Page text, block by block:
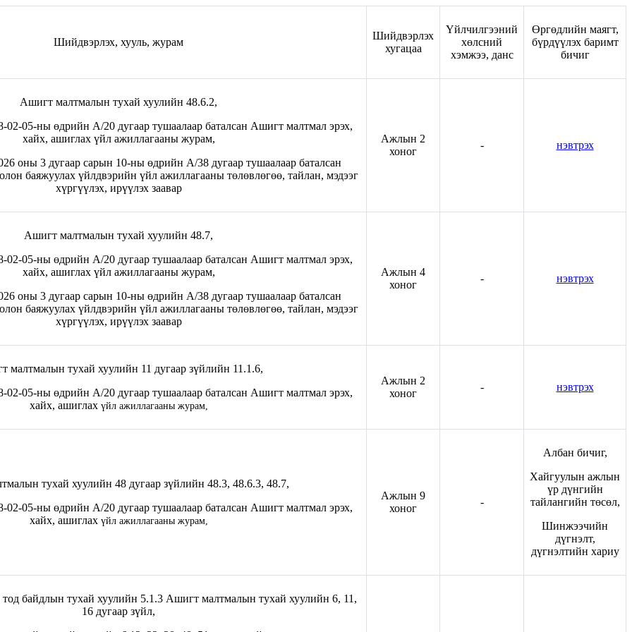
Шийдвэрлэх, хууль, журам
Шийдвэрлэх
хугацаа
Үйлчилгээний
хөлсний
хэмжээ, данс
Өргөдлийн маягт,
бүрдүүлэх баримт
бичиг
Ашигт малтмалын тухай хуулийн 48.6.2,
05-ны өдрийн А/20 дугаар тушаалаар баталсан Ашигт малтмал эрэх,
хайх, ашиглах үйл ажиллагааны журам,
оны 3 дугаар сарын 10-ны өдрийн А/38 дугаар тушаалаар баталсан
баяжуулах үйлдвэрийн үйл ажиллагааны төлөвлөгөө, тайлан, мэдээг
хүргүүлэх, ирүүлэх заавар
Ажлын 2
хоног
- нэвтрэх
Ашигт малтмалын тухай хуулийн 48.7,
05-ны өдрийн А/20 дугаар тушаалаар баталсан Ашигт малтмал эрэх,
хайх, ашиглах үйл ажиллагааны журам,
оны 3 дугаар сарын 10-ны өдрийн А/38 дугаар тушаалаар баталсан
баяжуулах үйлдвэрийн үйл ажиллагааны төлөвлөгөө, тайлан, мэдээг
хүргүүлэх, ирүүлэх заавар
Ажлын 4
хоног
- нэвтрэх
малтмалын тухай хуулийн 11 дугаар зүйлийн 11.1.6,
05-ны өдрийн А/20 дугаар тушаалаар баталсан Ашигт малтмал эрэх,
хайх, ашиглах үйл ажиллагааны журам,
Ажлын 2
хоног
- нэвтрэх
тухай хуулийн 48 дугаар зүйлийн 48.3, 48.6.3, 48.7,
05-ны өдрийн А/20 дугаар тушаалаар баталсан Ашигт малтмал эрэх,
хайх, ашиглах үйл ажиллагааны журам,
Ажлын 9
хоног
-
Албан бичиг,
Хайгуулын ажлын
үр дүнгийн
тайлангийн төсөл,
Шинжээчийн
дүгнэлт,
дүгнэлтийн хариу
байдлын тухай хуулийн 5.1.3 Ашигт малтмалын тухай хуулийн 6, 11,
16 дугаар зүйл,